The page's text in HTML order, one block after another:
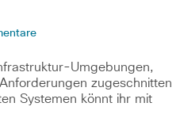
Umgebungen,
zugeschnitten
Systemen könnt ihr mit